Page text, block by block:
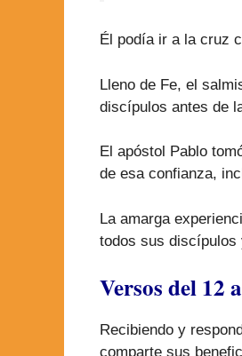
Él podía ir a la cruz
Lleno de Fe, el
discípulos antes de
El apóstol Pablo
de esa confianza,
La amarga
todos sus discípulos
Versos del 12
Recibiendo y
comparte sus